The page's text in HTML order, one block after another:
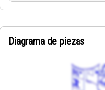
Diagrama de piezas